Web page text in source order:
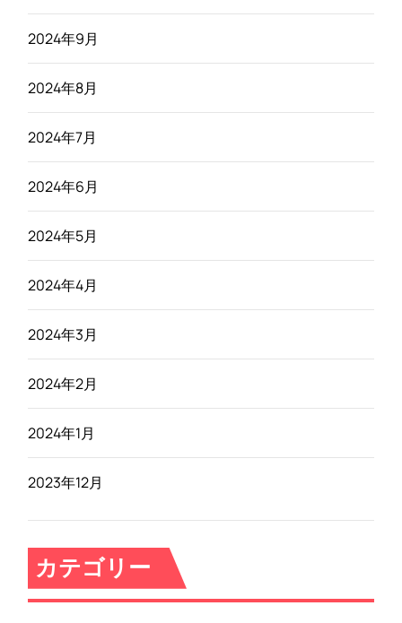
2024年9月
2024年8月
2024年7月
2024年6月
2024年5月
2024年4月
2024年3月
2024年2月
2024年1月
2023年12月
カテゴリー